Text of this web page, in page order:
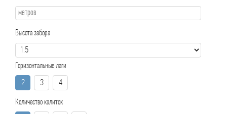
Высота забора
Горизонтальные лаги
2 3 4
Количество калиток